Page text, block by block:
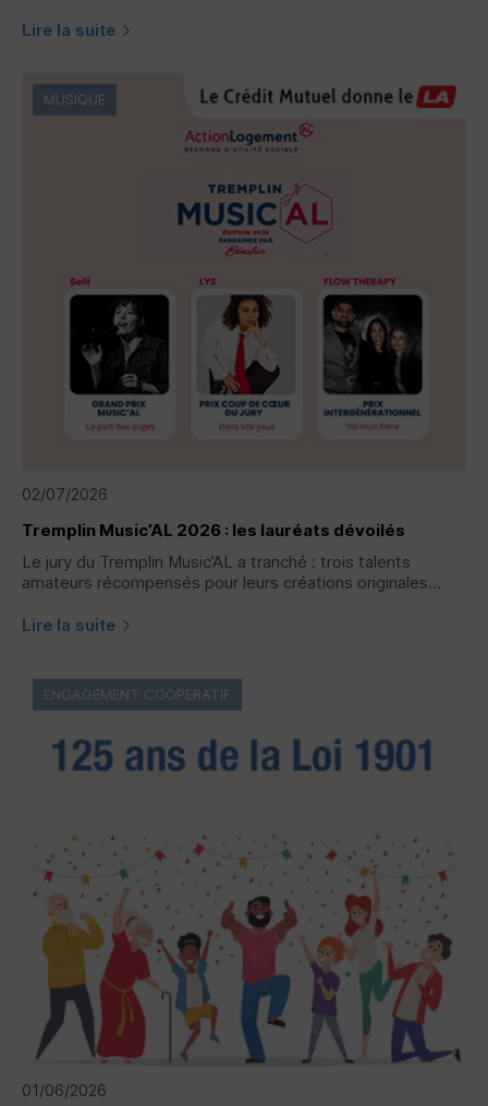
Lire la suite
02/07/2026
Tremplin Music’AL 2026 : les lauréats dévoilés
Le jury du Tremplin Music’AL a tranché : trois talents
amateurs récompensés pour leurs créations originales...
Lire la suite
MUSIQUE
01/06/2026
ENGAGEMENT COOPÉRATIF